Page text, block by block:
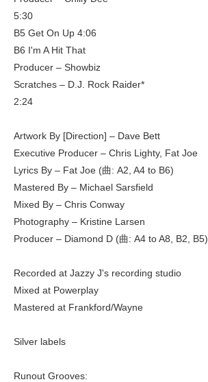
5:30
B5 Get On Up 4:06
B6 I'm A Hit That
Producer – Showbiz
Scratches – D.J. Rock Raider*
2:24
Artwork By [Direction] – Dave Bett
Executive Producer – Chris Lighty, Fat Joe
Lyrics By – Fat Joe (曲: A2, A4 to B6)
Mastered By – Michael Sarsfield
Mixed By – Chris Conway
Photography – Kristine Larsen
Producer – Diamond D (曲: A4 to A8, B2, B5)
Recorded at Jazzy J's recording studio
Mixed at Powerplay
Mastered at Frankford/Wayne
Silver labels
Runout Grooves: